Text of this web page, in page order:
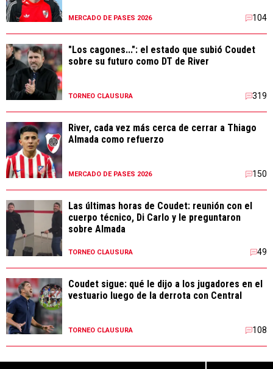
MERCADO DE PASES 2026 104
"Los cagones...": el estado que subió Coudet
sobre su futuro como DT de River
TORNEO CLAUSURA 319
River, cada vez más cerca de cerrar a Thiago
Almada como refuerzo
MERCADO DE PASES 2026 150
Las últimas horas de Coudet: reunión con el
cuerpo técnico, Di Carlo y le preguntaron
sobre Almada
TORNEO CLAUSURA 49
Coudet sigue: qué le dijo a los jugadores en el
vestuario luego de la derrota con Central
TORNEO CLAUSURA 108